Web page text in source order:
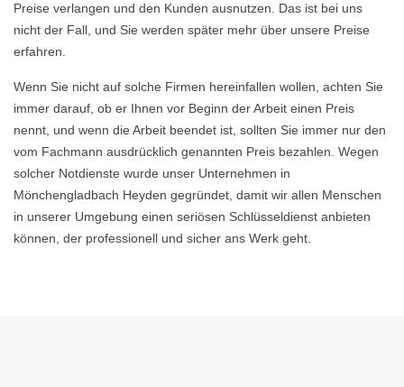
Preise verlangen und den Kunden ausnutzen. Das ist bei uns
nicht der Fall, und Sie werden später mehr über unsere Preise
erfahren.
Wenn Sie nicht auf solche Firmen hereinfallen wollen, achten Sie
immer darauf, ob er Ihnen vor Beginn der Arbeit einen Preis
nennt, und wenn die Arbeit beendet ist, sollten Sie immer nur den
vom Fachmann ausdrücklich genannten Preis bezahlen. Wegen
solcher Notdienste wurde unser Unternehmen in
Mönchengladbach Heyden gegründet, damit wir allen Menschen
in unserer Umgebung einen seriösen Schlüsseldienst anbieten
können, der professionell und sicher ans Werk geht.